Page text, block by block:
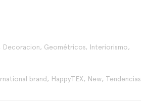
Decoracion, Geométricos, Interiorismo,
brand, HappyTEX, New, Tendencias